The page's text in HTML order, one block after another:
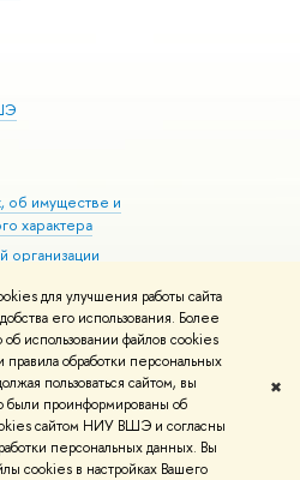
для улучшения работы сайта
его использования. Более
использовании файлов cookies
правила обработки персональных
пользоваться сайтом, вы
были проинформированы об
сайтом НИУ ВШЭ и согласны
персональных данных. Вы
cookies в настройках Вашего
✖
об имуществе и
характера
организации
здоровья
и контакты Условия использования
Карта сайта
вШколе дизайна НИУ ВШЭ